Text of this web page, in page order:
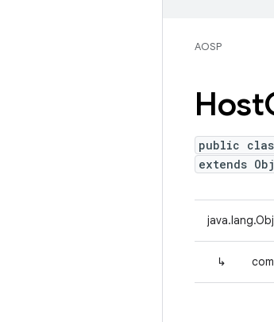
AOSP
Host
public
extends
↳